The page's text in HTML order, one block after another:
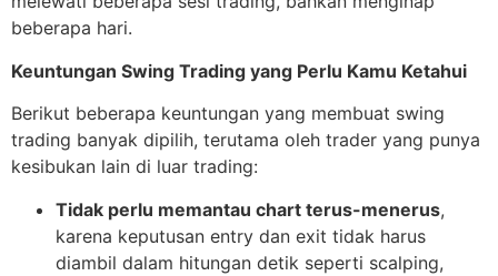
beberapa hari.
Keuntungan Swing Trading yang Perlu Kamu Ketahui
Berikut beberapa keuntungan yang membuat swing
trading banyak dipilih, terutama oleh trader yang punya
kesibukan lain di luar trading:
Tidak perlu memantau chart terus-menerus,
karena keputusan entry dan exit tidak harus
diambil dalam hitungan detik seperti scalping,